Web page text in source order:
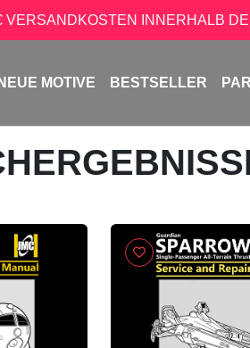
VERSANDKOSTEN INNERHALB
NEUE MOTIVE BESTSELLER